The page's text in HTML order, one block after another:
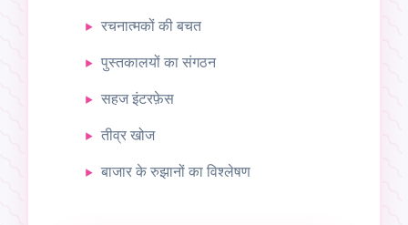
रचनात्मकों की बचत
पुस्तकालयों का संगठन
सहज इंटरफ़ेस
तीव्र खोज
बाजार के रुझानों का विश्लेषण